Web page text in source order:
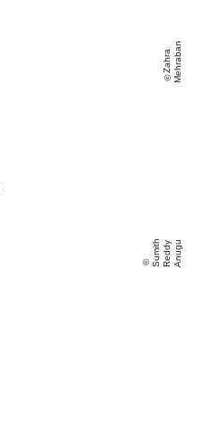
Z
a
h
r
a
M
e
h
r
a
b
an
S
u
mi
t
h
R
e
d
d
y
A
n
u
g u